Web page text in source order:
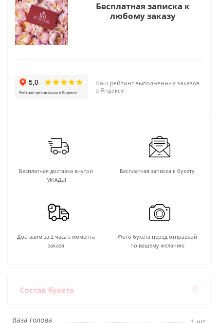
Бесплатная записка к
любому заказу
Наш рейтинг выполненных заказов
в Яндексе
Бесплатная доставка внутри
МКАДа!
Бесплатная записка к букету
Доставим за 2 часа с момента
заказа
Фото букета перед отправкой
по вашему желанию
Состав букета
Ваза голова